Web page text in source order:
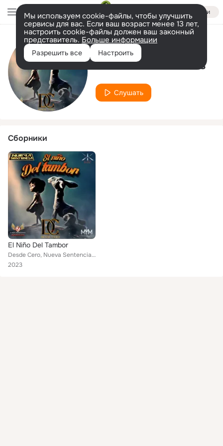
Войти
Мы используем cookie-файлы, чтобы улучшить
сервисы для вас. Если ваш возраст менее 13 лет,
настроить cookie-файлы должен ваш законный
представитель. Больше информации
Разрешить все Настроить
Исполнитель
Los Nuevos Infieles
Слушать
Сборники
El Niño Del Tambor
Desde Cero, Nueva Sentencia, Los Nuevos Infieles, K-Liz Norteño
2023